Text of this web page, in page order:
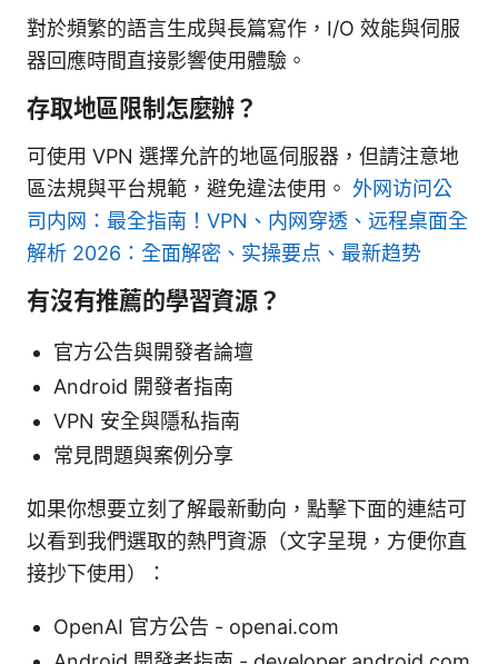
對於頻繁的語言生成與長篇寫作，I/O 效能與伺服
器回應時間直接影響使用體驗。
存取地區限制怎麼辦？
可使用 VPN 選擇允許的地區伺服器，但請注意地
區法規與平台規範，避免違法使用。 外网访问公
司内网：最全指南！VPN、内网穿透、远程桌面全
解析 2026：全面解密、实操要点、最新趋势
有沒有推薦的學習資源？
官方公告與開發者論壇
Android 開發者指南
VPN 安全與隱私指南
常見問題與案例分享
如果你想要立刻了解最新動向，點擊下面的連結可
以看到我們選取的熱門資源（文字呈現，方便你直
接抄下使用）：
OpenAI 官方公告 - openai.com